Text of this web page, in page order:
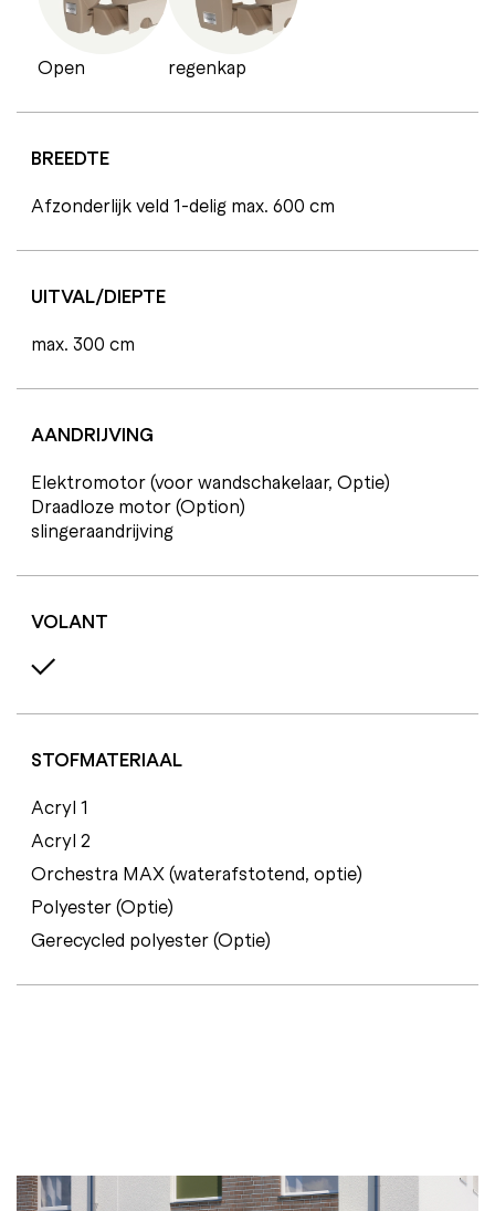
Open regenkap
BREEDTE
Afzonderlijk veld 1-delig max. 600 cm
UITVAL/DIEPTE
max. 300 cm
AANDRIJVING
Elektromotor (voor wandschakelaar, Optie)
Draadloze motor (Option)
slingeraandrijving
VOLANT
STOFMATERIAAL
Acryl 1
Acryl 2
Orchestra MAX (waterafstotend, optie)
Polyester (Optie)
Gerecycled polyester (Optie)
I
C